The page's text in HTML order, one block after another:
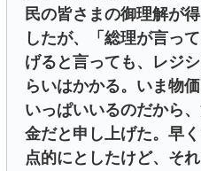
民の皆さまの御理解が
したが、「総理が言っ
げると言っても、レジ
らいはかかる。いま物
いっぱいいるのだから
金だと申し上げた。早
点的にとしたけど、そ